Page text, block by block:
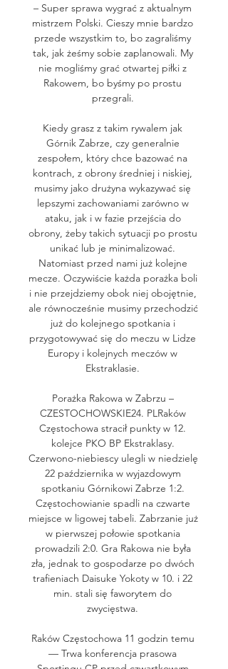
– Super sprawa wygrać z aktualnym
mistrzem Polski. Cieszy mnie bardzo
przede wszystkim to, bo zagraliśmy
tak, jak żeśmy sobie zaplanowali. My
nie mogliśmy grać otwartej piłki z
Rakowem, bo byśmy po prostu
przegrali.
Kiedy grasz z takim rywalem jak
Górnik Zabrze, czy generalnie
zespołem, który chce bazować na
kontrach, z obrony średniej i niskiej,
musimy jako drużyna wykazywać się
lepszymi zachowaniami zarówno w
ataku, jak i w fazie przejścia do
obrony, żeby takich sytuacji po prostu
unikać lub je minimalizować.
Natomiast przed nami już kolejne
mecze. Oczywiście każda porażka boli
i nie przejdziemy obok niej obojętnie,
ale równocześnie musimy przechodzić
już do kolejnego spotkania i
przygotowywać się do meczu w Lidze
Europy i kolejnych meczów w
Ekstraklasie.
Porażka Rakowa w Zabrzu –
CZESTOCHOWSKIE24. PLRaków
Częstochowa stracił punkty w 12.
kolejce PKO BP Ekstraklasy.
Czerwono-niebiescy ulegli w niedzielę
22 października w wyjazdowym
spotkaniu Górnikowi Zabrze 1:2.
Częstochowianie spadli na czwarte
miejsce w ligowej tabeli. Zabrzanie już
w pierwszej połowie spotkania
prowadzili 2:0. Gra Rakowa nie była
zła, jednak to gospodarze po dwóch
trafieniach Daisuke Yokoty w 10. i 22
min. stali się faworytem do
zwycięstwa.
Raków Częstochowa 11 godzin temu
— Trwa konferencja prasowa